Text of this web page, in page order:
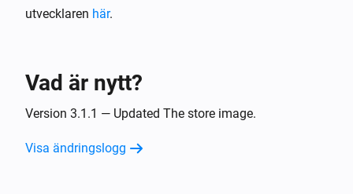
utvecklaren här.
Vad är nytt?
Version 3.1.1 — Updated The store image.
Visa ändringslogg